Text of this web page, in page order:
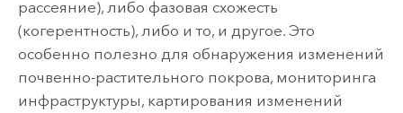
рассеяние), либо фазовая схожесть
(когерентность), либо и то, и другое. Это
особенно полезно для обнаружения изменений
почвенно-растительного покрова, мониторинга
инфраструктуры, картирования изменений